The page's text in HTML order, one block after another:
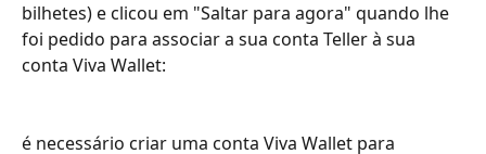
bilhetes) e clicou em "Saltar para agora" quando lhe
foi pedido para associar a sua conta Teller à sua
conta Viva Wallet:
é necessário criar uma conta Viva Wallet para